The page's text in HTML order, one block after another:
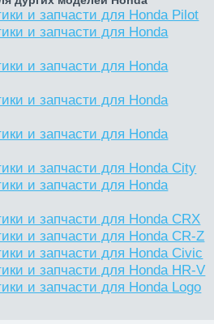
и запчасти для Honda Pilot
и запчасти для Honda
и запчасти для Honda
и запчасти для Honda
и запчасти для Honda
и запчасти для Honda City
и запчасти для Honda
и запчасти для Honda CRX
и запчасти для Honda CR-Z
и запчасти для Honda Civic
и запчасти для Honda HR-V
и запчасти для Honda Logo